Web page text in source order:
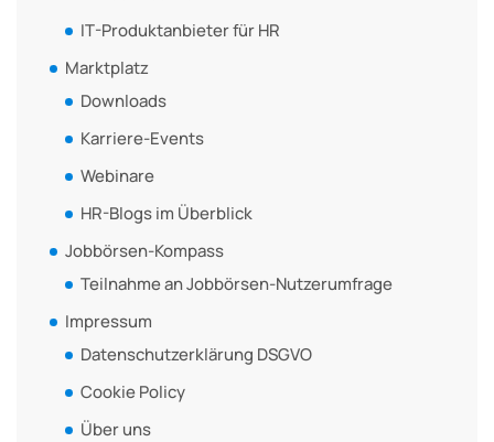
IT-Produktanbieter für HR
Marktplatz
Downloads
Karriere-Events
Webinare
HR-Blogs im Überblick
Jobbörsen-Kompass
Teilnahme an Jobbörsen-Nutzerumfrage
Impressum
Datenschutzerklärung DSGVO
Cookie Policy
Über uns